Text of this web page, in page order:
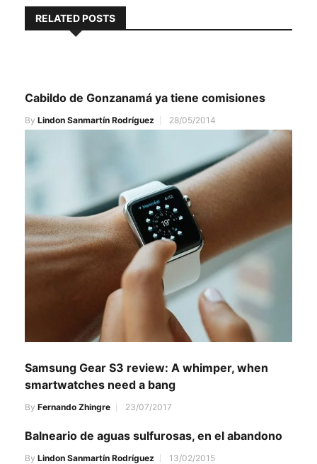
RELATED POSTS
Cabildo de Gonzanamá ya tiene comisiones
By Lindon Sanmartín Rodríguez 28/05/2014
Samsung Gear S3 review: A whimper, when
smartwatches need a bang
By Fernando Zhingre 23/07/2017
Balneario de aguas sulfurosas, en el abandono
By Lindon Sanmartín Rodríguez 13/02/2015